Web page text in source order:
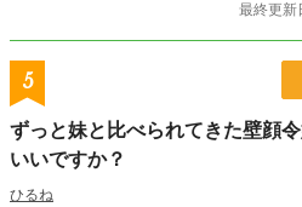
最終更新
5
ずっと妹と比べられてきた壁顔
いいですか？
ひるね